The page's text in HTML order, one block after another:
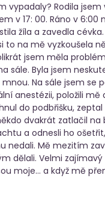
vypadaly? Rodila
v 17: 00. Ráno v 6:00
žíla a zavedla
to na mě vyzkoušela
jsem měla
sále. Byla jsem
Na sále jsem se
anestézii, položili
do podbřišku,
dvakrát zatlačil na
a odnesli ho
Mě mezitím
dělali. Velmi
moje… a když mě